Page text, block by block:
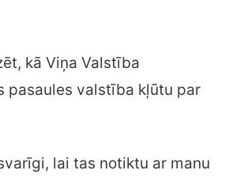
kā Viņa Valstība
pasaules valstība kļūtu par
lai tas notiktu ar manu